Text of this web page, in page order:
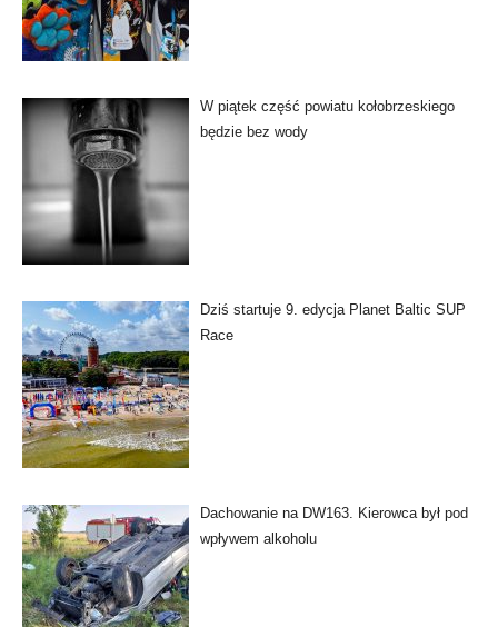
W piątek część powiatu kołobrzeskiego
będzie bez wody
Dziś startuje 9. edycja Planet Baltic SUP
Race
Dachowanie na DW163. Kierowca był pod
wpływem alkoholu